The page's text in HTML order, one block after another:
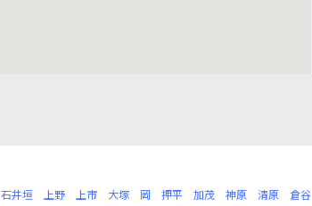
石井垣 上野 上市 大塚 岡 押平 加茂 神原 清原 倉谷